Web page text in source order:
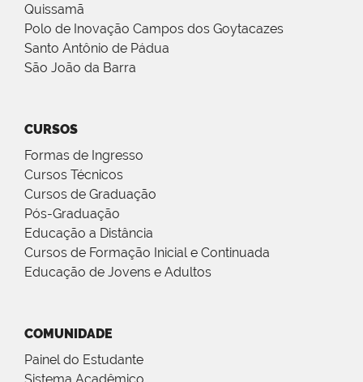
Quissamã
Polo de Inovação Campos dos Goytacazes
Santo Antônio de Pádua
São João da Barra
CURSOS
Formas de Ingresso
Cursos Técnicos
Cursos de Graduação
Pós-Graduação
Educação a Distância
Cursos de Formação Inicial e Continuada
Educação de Jovens e Adultos
COMUNIDADE
Painel do Estudante